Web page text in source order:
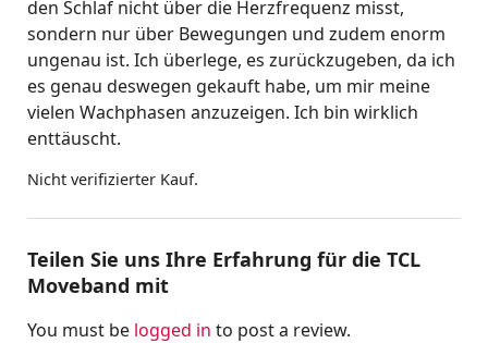
den Schlaf nicht über die Herzfrequenz misst,
sondern nur über Bewegungen und zudem enorm
ungenau ist. Ich überlege, es zurückzugeben, da ich
es genau deswegen gekauft habe, um mir meine
vielen Wachphasen anzuzeigen. Ich bin wirklich
enttäuscht.
Nicht verifizierter Kauf.
Teilen Sie uns Ihre Erfahrung für die TCL
Moveband mit
You must be logged in to post a review.